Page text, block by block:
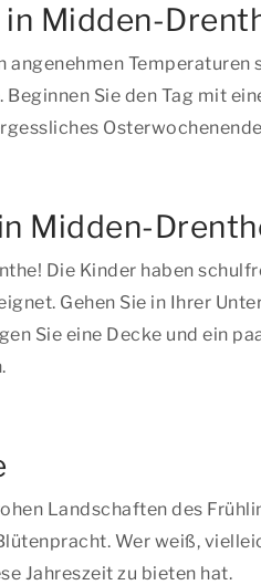
Midden-
Sie den Tag mit
Midden-
Die Kinder haben
Gehen Sie in Ihrer
Sie eine Decke und ein
Landschaften des
Wer weiß,
Jahreszeit zu bieten hat.